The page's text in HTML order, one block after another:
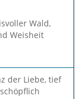
Wald,
Weisheit
der Liebe, tief